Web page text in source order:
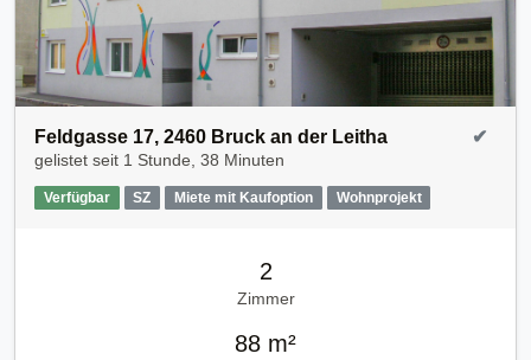
Feldgasse 17, 2460 Bruck an der Leitha
gelistet seit 1 Stunde, 38 Minuten
Verfügbar SZ Miete mit Kaufoption Wohnprojekt
✔
2
Zimmer
88 m²